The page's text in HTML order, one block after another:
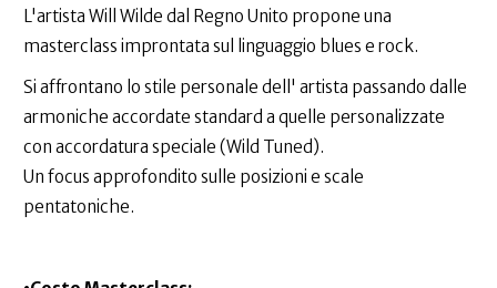
L'artista Will Wilde dal Regno Unito propone una
masterclass improntata sul linguaggio blues e rock.
Si affrontano lo stile personale dell' artista passando dalle
armoniche accordate standard a quelle personalizzate
con accordatura speciale (Wild Tuned).
Un focus approfondito sulle posizioni e scale
pentatoniche.